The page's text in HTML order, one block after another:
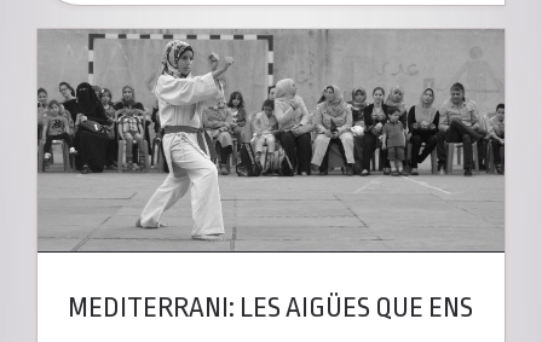
MEDITERRANI: LES AIGÜES QUE ENS